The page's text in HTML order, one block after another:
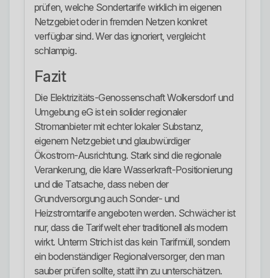
prüfen, welche Sondertarife wirklich im eigenen
Netzgebiet oder in fremden Netzen konkret
verfügbar sind. Wer das ignoriert, vergleicht
schlampig.
Fazit
Die Elektrizitäts-Genossenschaft Wolkersdorf und
Umgebung eG ist ein solider regionaler
Stromanbieter mit echter lokaler Substanz,
eigenem Netzgebiet und glaubwürdiger
Ökostrom-Ausrichtung. Stark sind die regionale
Verankerung, die klare Wasserkraft-Positionierung
und die Tatsache, dass neben der
Grundversorgung auch Sonder- und
Heizstromtarife angeboten werden. Schwächer ist
nur, dass die Tarifwelt eher traditionell als modern
wirkt. Unterm Strich ist das kein Tarifmüll, sondern
ein bodenständiger Regionalversorger, den man
sauber prüfen sollte, statt ihn zu unterschätzen.